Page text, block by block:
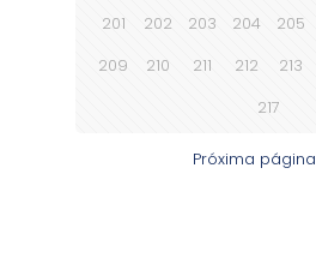
201
202 203 204 205
209
210 211 212 213
217
Próxima página